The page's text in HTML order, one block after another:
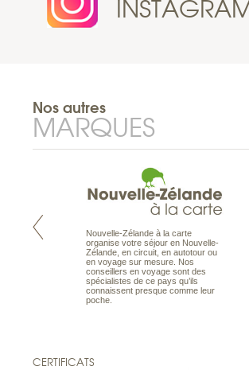
Nos autres
MARQUES
spécialiste
Nouvelle-Zélande à la carte
organise votre séjour en Nouvelle-
Zélande, en circuit, en autotour ou
en voyage sur mesure. Nos
conseillers en voyage sont des
spécialistes de ce pays qu’ils
connaissent presque comme leur
poche.
CERTIFICATS